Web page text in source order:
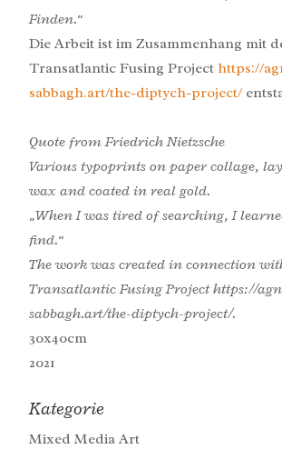
Finden.“
Die Arbeit ist im Zusammenhang mit
Transatlantic Fusing Projecthttps://
sabbagh.art/the-diptych-project/
Quote from Friedrich Nietzsche
Various typoprints on paper collage,
wax and coated in real gold.
„When I was tired of searching, I
find.“
The work was created in connection
Transatlantic Fusing Project https://
sabbagh.art/the-diptych-project/.
30x40cm
2021
Kategorie
Mixed Media Art